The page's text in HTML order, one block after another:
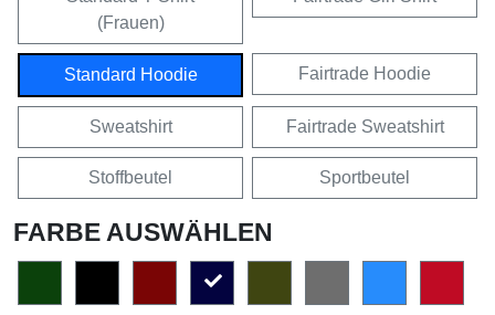
(Frauen)
Standard Hoodie Fairtrade Hoodie
Sweatshirt Fairtrade Sweatshirt
Stoffbeutel Sportbeutel
FARBE AUSWÄHLEN